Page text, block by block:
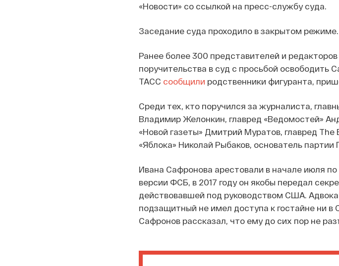
«Новости» со ссылкой на пресс-службу суда.
Заседание суда проходило в закрытом
Ранее более 300 представителей и
поручительства в суд с просьбой освободить
ТАСС сообщили родственники фигуранта,
Среди тех, кто поручился за журналиста,
Владимир Желонкин, главред «Ведомостей»
«Новой газеты» Дмитрий Муратов, главред
«Яблока» Николай Рыбаков, основатель партии
Ивана Сафронова арестовали в начале июля
версии ФСБ, в 2017 году он якобы передал
действовавшей под руководством США.
подзащитный не имел доступа к гостайне ни
Сафронов рассказал, что ему до сих пор не